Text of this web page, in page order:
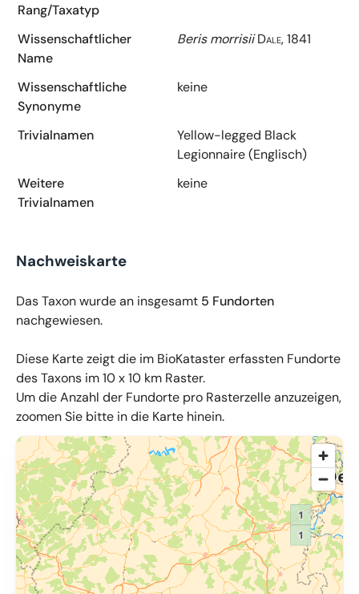
Rang/Taxatyp
Wissenschaftlicher
Name
Beris morrisii Dale, 1841
Wissenschaftliche
Synonyme
keine
Trivialnamen
Yellow-legged Black
Legionnaire (Englisch)
Weitere
Trivialnamen
keine
Nachweiskarte
Das Taxon wurde an insgesamt 5 Fundorten
nachgewiesen.
Diese Karte zeigt die im BioKataster erfassten Fundorte
des Taxons im 10 x 10 km Raster.
Um die Anzahl der Fundorte pro Rasterzelle anzuzeigen,
zoomen Sie bitte in die Karte hinein.
© OpenMapTiles,OpenStreetMap ,34u GmbH